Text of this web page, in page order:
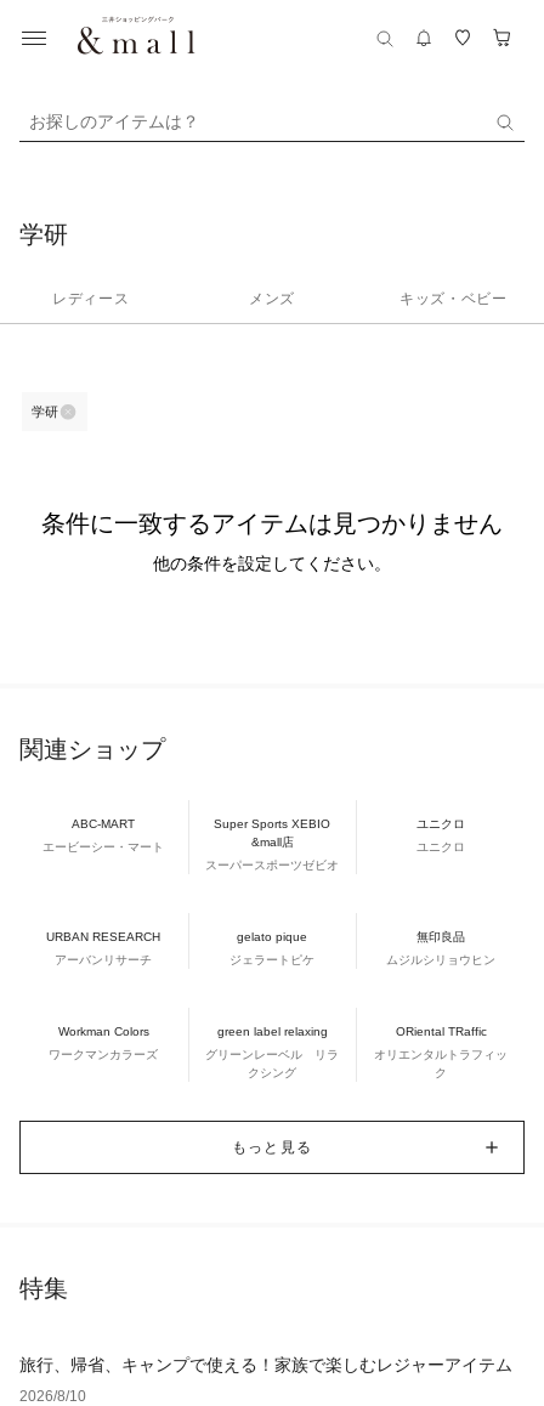
お探しのアイテムは？
学研
レディース メンズ キッズ・ベビー
学研
条件に一致するアイテムは見つかりません
他の条件を設定してください。
関連ショップ
ABC-MART
エービーシー・マート
Super Sports XEBIO
&mall店
スーパースポーツゼビオ
ユニクロ
ユニクロ
URBAN RESEARCH
アーバンリサーチ
gelato pique
ジェラートピケ
無印良品
ムジルシリョウヒン
Workman Colors
ワークマンカラーズ
green label relaxing
グリーンレーベル リラ
クシング
ORiental TRaffic
オリエンタルトラフィッ
ク
もっと見る
特集
旅行、帰省、キャンプで使える！家族で楽しむレジャーアイテム
2026/8/10